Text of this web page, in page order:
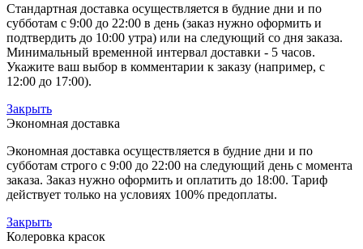
Стандартная доставка осуществляется в будние дни и по
субботам с 9:00 до 22:00 в день (заказ нужно оформить и
подтвердить до 10:00 утра) или на следующий со дня заказа.
Минимальный временной интервал доставки - 5 часов.
Укажите ваш выбор в комментарии к заказу (например, с
12:00 до 17:00).
Закрыть
Экономная доставка
Экономная доставка осуществляется в будние дни и по
субботам строго с 9:00 до 22:00 на следующий день с момента
заказа. Заказ нужно оформить и оплатить до 18:00. Тариф
действует только на условиях 100% предоплаты.
Закрыть
Колеровка красок